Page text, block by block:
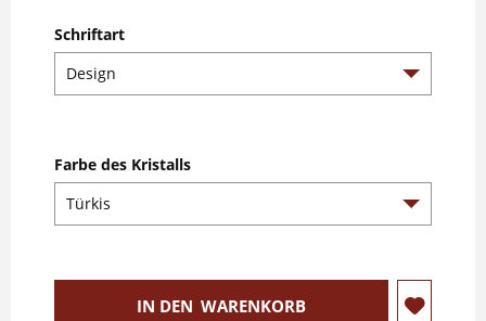
Schriftart
Farbe des Kristalls
IN DEN WARENKORB